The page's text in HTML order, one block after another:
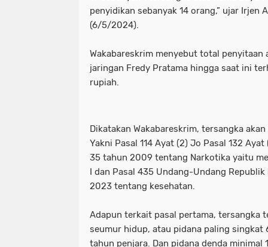
Motret Warga di Ruang Publik Harus
Perkuat Ketahanan Pangan Menuju
Polri Tetapkan Tiga Tersangka Kasus
Polsek Kenjeran Ungkap Kasus
Polsek Pabean Cantikan Ungkap
Program Walikota Surabaya Eri
Tuding PT. DABN Bohong Terkait
mayoritas etle meluap hingga
ojol gelar demo digedung dpr
polres pelabuhan tanjung perak
polri tetapkan tiga tersangka
polsek kenjeran ungkap kasus
polsek pabean cantikan ungkap
program walikota surabaya eri
penyidikan sebanyak 14 orang,” ujar Irjen
(6/5/2024).
Wakabareskrim menyebut total penyitaan
jaringan Fredy Pratama hingga saat ini
rupiah.
Dikatakan Wakabareskrim, tersangka
Yakni Pasal 114 Ayat (2) Jo Pasal 132
35 tahun 2009 tentang Narkotika yaitu
I dan Pasal 435 Undang-Undang
2023 tentang kesehatan.
Adapun terkait pasal pertama, tersangka
seumur hidup, atau pidana paling singkat
tahun penjara. Dan pidana denda minimal